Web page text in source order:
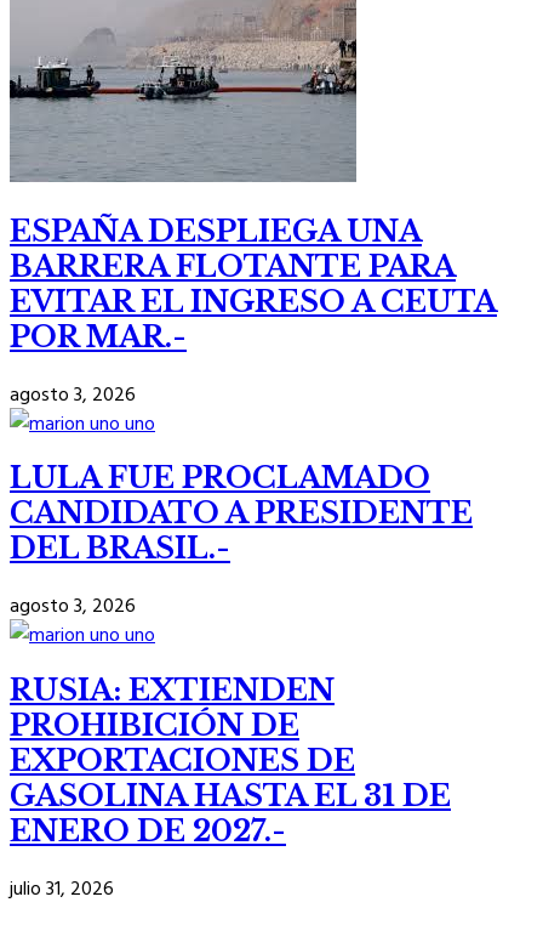
ESPAÑA DESPLIEGA UNA
BARRERA FLOTANTE PARA
EVITAR EL INGRESO A CEUTA
POR MAR.-
agosto 3, 2026
LULA FUE PROCLAMADO
CANDIDATO A PRESIDENTE
DEL BRASIL.-
agosto 3, 2026
RUSIA: EXTIENDEN
PROHIBICIÓN DE
EXPORTACIONES DE
GASOLINA HASTA EL 31 DE
ENERO DE 2027.-
julio 31, 2026